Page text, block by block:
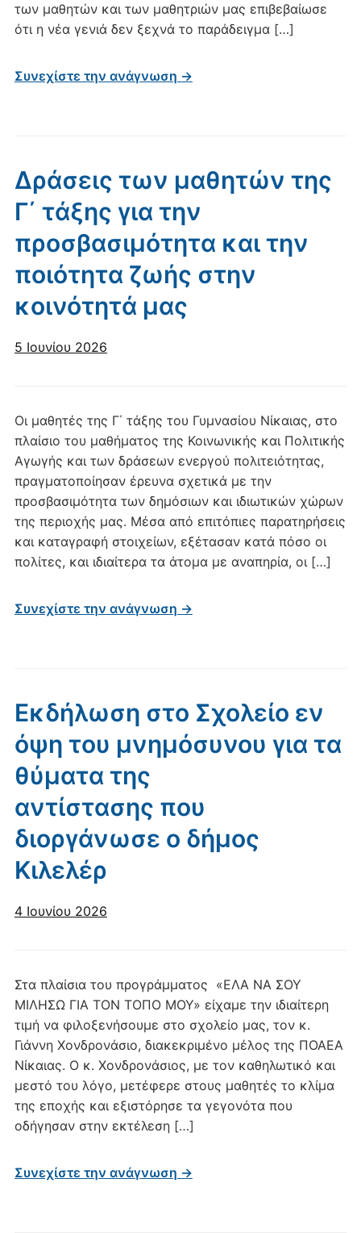
των μαθητών και των μαθητριών μας επιβεβαίωσε
ότι η νέα γενιά δεν ξεχνά το παράδειγμα […]
Συνεχίστε την ανάγνωση →
Δράσεις των μαθητών της
Γ΄ τάξης για την
προσβασιμότητα και την
ποιότητα ζωής στην
κοινότητά μας
5 Ιουνίου 2026
Οι μαθητές της Γ΄ τάξης του Γυμνασίου Νίκαιας, στο
πλαίσιο του μαθήματος της Κοινωνικής και Πολιτικής
Αγωγής και των δράσεων ενεργού πολιτειότητας,
πραγματοποίησαν έρευνα σχετικά με την
προσβασιμότητα των δημόσιων και ιδιωτικών χώρων
της περιοχής μας. Μέσα από επιτόπιες παρατηρήσεις
και καταγραφή στοιχείων, εξέτασαν κατά πόσο οι
πολίτες, και ιδιαίτερα τα άτομα με αναπηρία, οι […]
Συνεχίστε την ανάγνωση →
Εκδήλωση στο Σχολείο εν
όψη του μνημόσυνου για τα
θύματα της
αντίστασης που
διοργάνωσε ο δήμος
Κιλελέρ
4 Ιουνίου 2026
Στα πλαίσια του προγράμματος «ΕΛΑ ΝΑ ΣΟΥ
ΜΙΛΗΣΩ ΓΙΑ ΤΟΝ ΤΟΠΟ ΜΟΥ» είχαμε την ιδιαίτερη
τιμή να φιλοξενήσουμε στο σχολείο μας, τον κ.
Γιάννη Χονδρονάσιο, διακεκριμένο μέλος της ΠΟΑΕΑ
Νίκαιας. Ο κ. Χονδρονάσιος, με τον καθηλωτικό και
μεστό του λόγο, μετέφερε στους μαθητές το κλίμα
της εποχής και εξιστόρησε τα γεγονότα που
οδήγησαν στην εκτέλεση […]
Συνεχίστε την ανάγνωση →